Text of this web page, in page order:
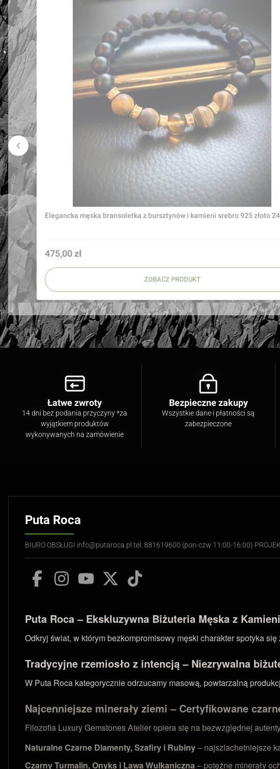
Elegancka męska bransoletka z bursztynów i kamieni srebro 925
Cena
475,00 zł
ZOBACZ PRODUKT
Łatwe zwroty
14 dni bez podania przyczyny *za
wyjątkiem produktów
wykonywanych na zamówienie
Bezpieczne zakupy
Wszystkie dane i płatności są
zabezpieczone
Puta Roca
BIURO OBSŁUGI info@putaroca.pl tel. 881619600 (pon-czw 11:00-16:00)
Puta Roca – Ekskluzywna Biżuteria Męska z
Odkryj świat, w którym bezkompromisowy męski charakter spotyka
Tradycyjne rzemiosło z intencją – Niezrywalna
W Puta Roca kategorycznie odrzucamy masową, powtarzalną
Najcenniejsze minerały ziemi – Certyfikowane
Filozofia Luxury Gemstones Atelier opiera się na bezwzględnej
Naturalne Czarne Diamenty, Szafiry i Rubiny– najszlachetniejsze
Czarny Turmalin, Onyks i Lawa Wulkaniczna– potężne minerały